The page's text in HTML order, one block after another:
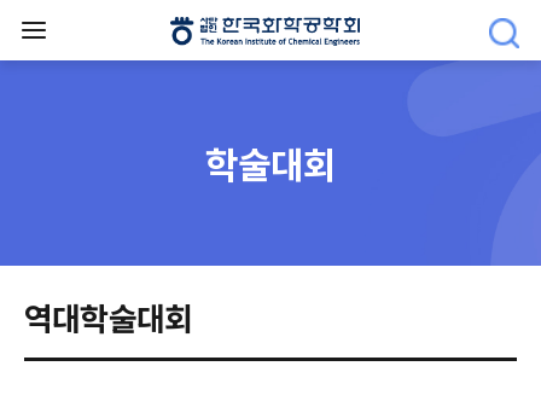
학술대회
역대학술대회